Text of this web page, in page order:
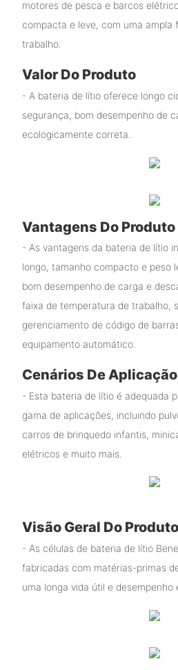
motores de pesca e barcos
compacta e leve, com uma ampla
trabalho.
Valor Do Produto
- A bateria de lítio oferece longo
segurança, bom desempenho de
ecologicamente correta.
Vantagens Do Produto
- As vantagens da bateria de lítio
longo, tamanho compacto e peso
bom desempenho de carga e
faixa de temperatura de trabalho,
gerenciamento de código de
equipamento automático.
Cenários De Aplicação
- Esta bateria de lítio é adequada
gama de aplicações, incluindo
carros de brinquedo infantis,
elétricos e muito mais.
Visão Geral Do Produto
- As células de bateria de lítio
fabricadas com matérias-primas
uma longa vida útil e desempenho